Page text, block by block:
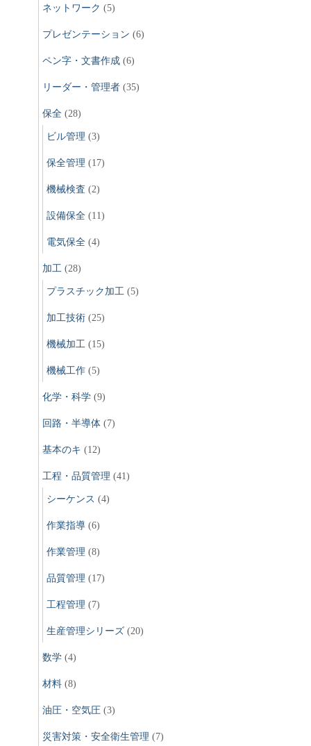
ネットワーク (5)
プレゼンテーション (6)
ペン字・文書作成 (6)
リーダー・管理者 (35)
保全 (28)
ビル管理 (3)
保全管理 (17)
機械検査 (2)
設備保全 (11)
電気保全 (4)
加工 (28)
プラスチック加工 (5)
加工技術 (25)
機械加工 (15)
機械工作 (5)
化学・科学 (9)
回路・半導体 (7)
基本のキ (12)
工程・品質管理 (41)
シーケンス (4)
作業指導 (6)
作業管理 (8)
品質管理 (17)
工程管理 (7)
生産管理シリーズ (20)
数学 (4)
材料 (8)
油圧・空気圧 (3)
災害対策・安全衛生管理 (7)